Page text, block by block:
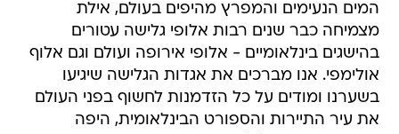
המים הנעימים והמפרץ מהיפים בעולם, אילת
מצמיחה כבר שנים רבות אלופי גלישה עטורים
בהישגים בינלאומיים - אלופי אירופה ועולם וגם אלוף
אולימפי. אנו מברכים את אגדות הגלישה שיגיעו
בשערנו ומודים על כל הזדמנות לחשוף בפני העולם
את עיר התיירות והספורט הבינלאומית, היפה